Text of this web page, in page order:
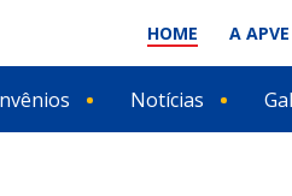
HOME A APVE
Notícias